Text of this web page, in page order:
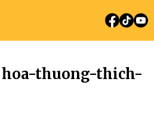
hoa-thuong-thich-